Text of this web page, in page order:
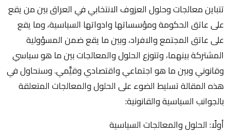
تتباين معالجات وحلول العزوف الانتخابي في العراق بين من يقع
على عاتق الحكومة ومؤسساتها وادواتها السياسية، وما يقع
على عاتق المجتمع والافراد، وبين ما يقع ضمن المسؤولية
المشتركة بينهما، وتتوزع الحلول والمعالجات بين ما هو سياسي
وقانوني وبين ما هو اجتماعي واقتصادي وقيَّمي. وسنحاول في
هذه المقالة تسليط الضوء على الحلول والمعالجات المتعلقة
بالجوانب السياسية والقانونية:
أولًا: الحلول والمعالجات السياسية